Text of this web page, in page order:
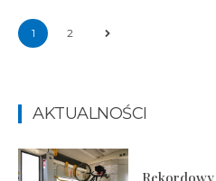
1 2
AKTUALNOŚCI